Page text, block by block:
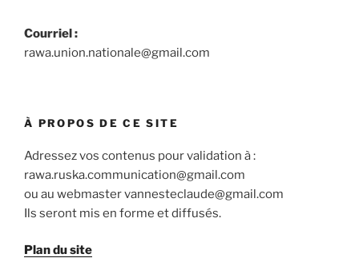
Courriel :
rawa.union.nationale@gmail.com
À PROPOS DE CE SITE
Adressez vos contenus pour validation à :
rawa.ruska.communication@gmail.com
ou au webmaster vannesteclaude@gmail.com
Ils seront mis en forme et diffusés.
Plan du site